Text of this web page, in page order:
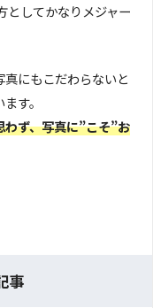
としてかなりメジャー
にもこだわらないと
す。
ず、写真に”こそ”お
事